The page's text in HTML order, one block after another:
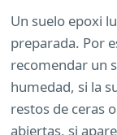
Un suelo epoxi
preparada. Por
recomendar un
humedad, si la
restos de ceras
abiertas, si